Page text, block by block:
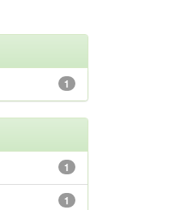
1
1
1